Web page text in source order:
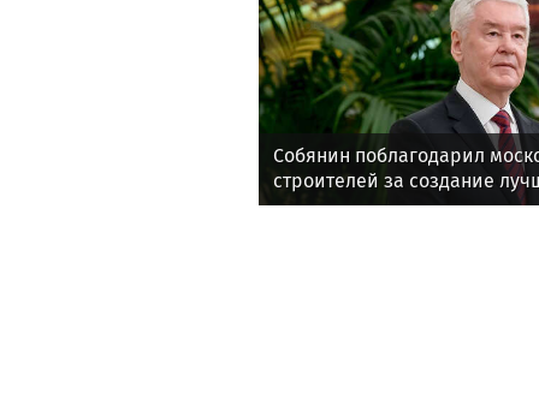
Собянин поблагодарил
строителей за создание
земли